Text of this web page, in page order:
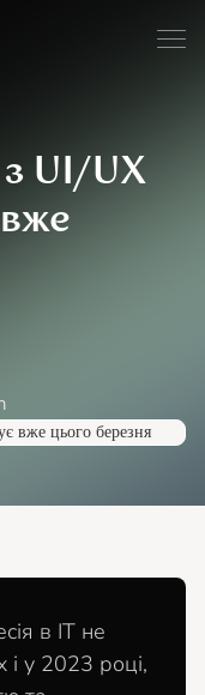
UI/UX
в ІТ не
і у 2023 році,